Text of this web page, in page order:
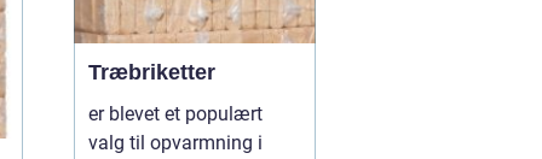
Træbriketter
er blevet et populært
valg til opvarmning i